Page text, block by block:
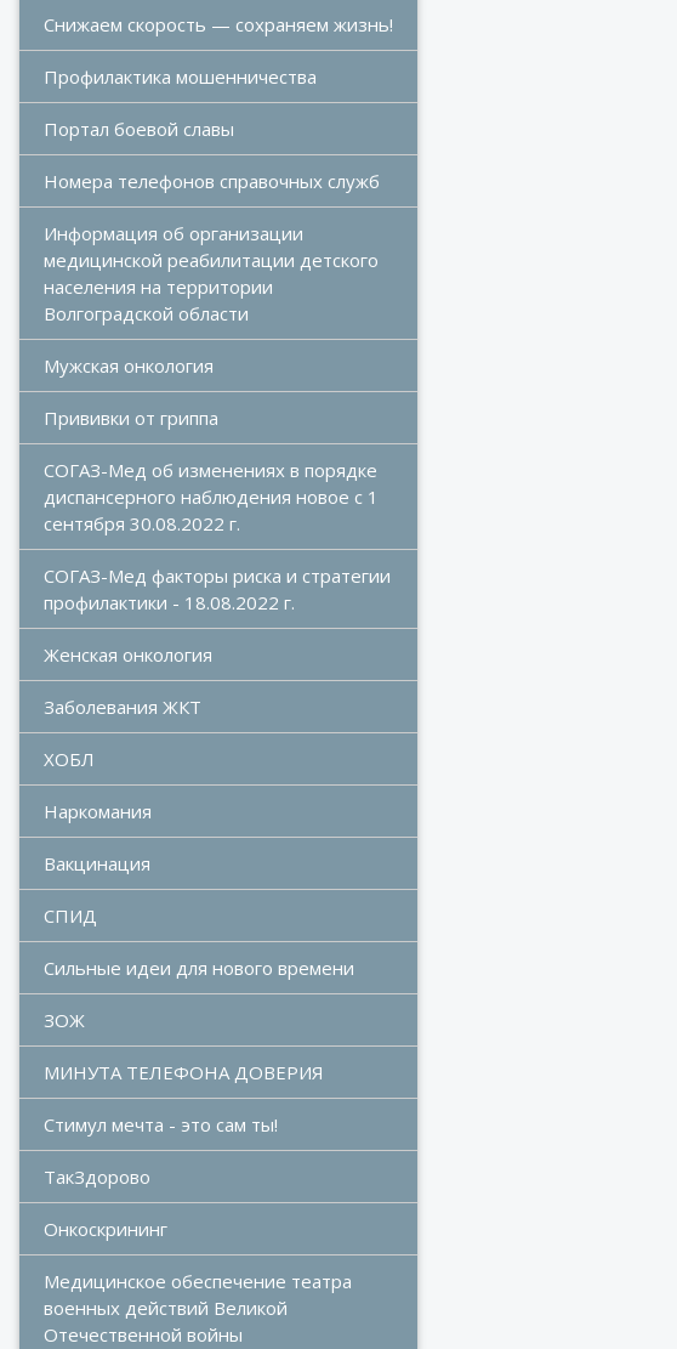
Снижаем скорость — сохраняем жизнь!
Профилактика мошенничества
Портал боевой славы
Номера телефонов справочных служб
Информация об организации
медицинской реабилитации детского
населения на территории
Волгоградской области
Мужская онкология
Прививки от гриппа
СОГАЗ-Мед об изменениях в порядке
диспансерного наблюдения новое с 1
сентября 30.08.2022 г.
СОГАЗ-Мед факторы риска и стратегии
профилактики - 18.08.2022 г.
Женская онкология
Заболевания ЖКТ
ХОБЛ
Наркомания
Вакцинация
СПИД
Сильные идеи для нового времени
ЗОЖ
МИНУТА ТЕЛЕФОНА ДОВЕРИЯ
Стимул мечта - это сам ты!
ТакЗдорово
Онкоскрининг
Медицинское обеспечение театра
военных действий Великой
Отечественной войны